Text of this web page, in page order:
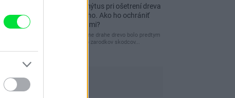
Re: Toto je najväčší mýtus pri ošetrení dreva
a môže vás vyjsť draho. Ako ho ochrániť
pred hnitím a škodcami?
clovek by cakal ze vysusene drahe drevo bolo predtym
naparovane aby sa zbavilo zarodkov skodcov...